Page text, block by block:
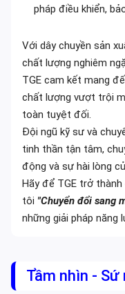
pháp điều khiển,
Với dây chuyền sản
chất lượng nghiêm
TGE cam kết mang
chất lượng vượt trội
toàn tuyệt đối.
Đội ngũ kỹ sư và
tinh thần tận tâm,
động và sự hài lòng
Hãy để TGE trở
tôi "Chuyển đổi sang
những giải pháp năng
Tầm nhìn -